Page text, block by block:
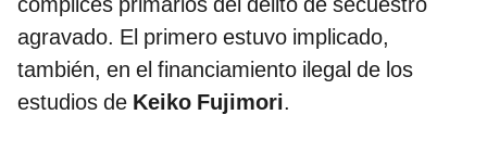
agravado. El primero estuvo implicado,
también, en el financiamiento ilegal de los
estudios de Keiko Fujimori.